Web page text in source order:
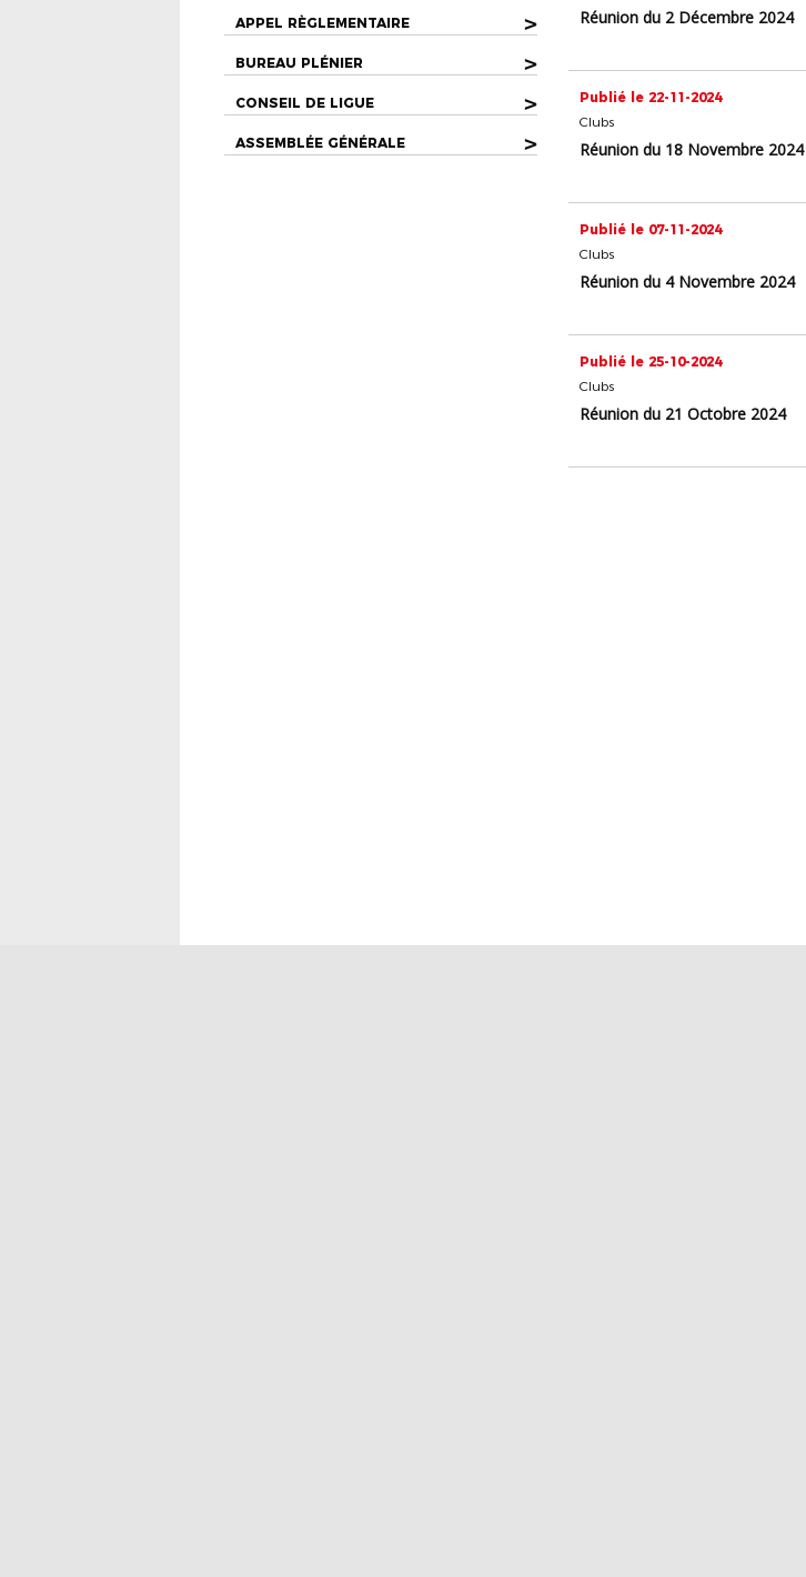
APPEL RÈGLEMENTAIRE >
BUREAU PLÉNIER >
CONSEIL DE LIGUE >
ASSEMBLÉE GÉNÉRALE >
Réunion du 2 Décembre 2024
Publié le 22-11-2024
Clubs
Réunion du 18 Novembre 2024
Publié le 07-11-2024
Clubs
Réunion du 4 Novembre 2024
Publié le 25-10-2024
Clubs
Réunion du 21 Octobre 2024